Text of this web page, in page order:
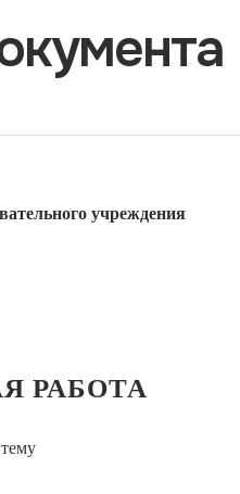
учреждения
РАБОТА